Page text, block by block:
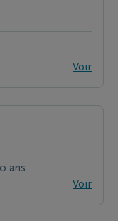
Voir
ans
Voir